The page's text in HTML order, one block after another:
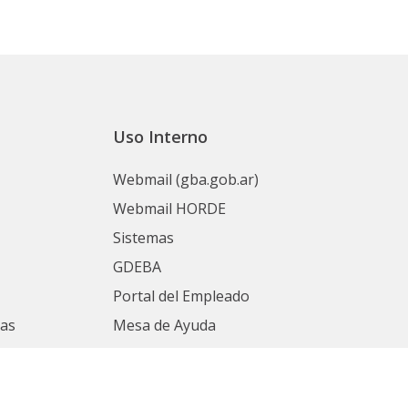
Uso Interno
Webmail (gba.gob.ar)
Webmail HORDE
Sistemas
GDEBA
Portal del Empleado
Mesa de Ayuda